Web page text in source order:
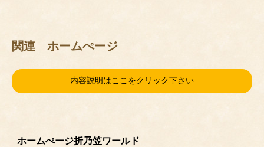
関連 ホームぺージ
内容説明はここをクリック下さい
ホームぺージ折乃笠ワールド